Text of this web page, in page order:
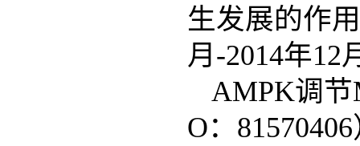
生发展的作
月-2014年12
AMPK调
O：